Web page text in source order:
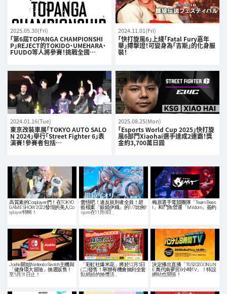
2025.05.30(Fri)
「第6屆TOPANGA CHAMPIONSHI
P」REJECT的TOKIDO、UMEHARA、
FUUDO等人將參賽！挑戰全國…
2024.11.01(Fri)
「快打旋風6」上綫「Fatal Fury嘉年
華」搏擊證！可變身為「吉斯」的化身服
裝！
2024.01.16(Tue)
東京改裝車展「TOKYO AUTO SALO
N 2024」舉行「Street Fighter 6」表
演賽！參賽者包括…
2025.08.25(Mon)
「Esports World Cup 2025」快打旋
風6部門Xiaohai選手達成2連霸！獎
金約3,700萬日圓
高質素的Cosplayer們！在TOKYO
GAME SHOW 2022發現的美人Co
splayer特輯！
覺悟吧！違反規則者全員！碧
藍檔案「銀鏡伊織」的1/7比例f
igure在11月8日…
梅原選手電競團隊「Team Beas
t」和鬥魚營運「Mildom」簽約
Joshin開始Nintendo Switch主機與
「健身環大冒險」抽選販售！
至5月31日止！
「彩虹社爆米花」將於12月5日
(二)發售！舉辦有機會抽到全套
貼紙組的抽獎活…
決定播出直播「TGS2020 ONLIN
E 萬代南夢宮8小時TV」！特設
網站也開張！